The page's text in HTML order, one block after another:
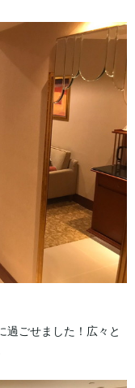
過ごせました！広々と